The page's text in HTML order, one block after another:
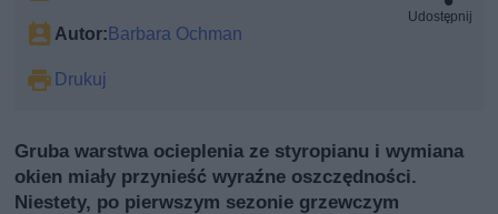
Autor:Barbara Ochman
Drukuj
Udostępnij
Gruba warstwa ocieplenia ze styropianu i wymiana
okien miały przynieść wyraźne oszczędności.
Niestety, po pierwszym sezonie grzewczym